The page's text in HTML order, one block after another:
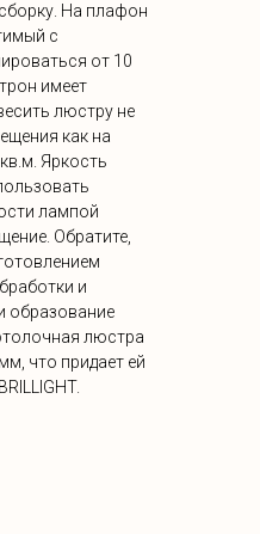
На плафон
с
от 10
имеет
люстру не
как на
Яркость
лампой
Обратите,
и
образование
люстра
что придает ей